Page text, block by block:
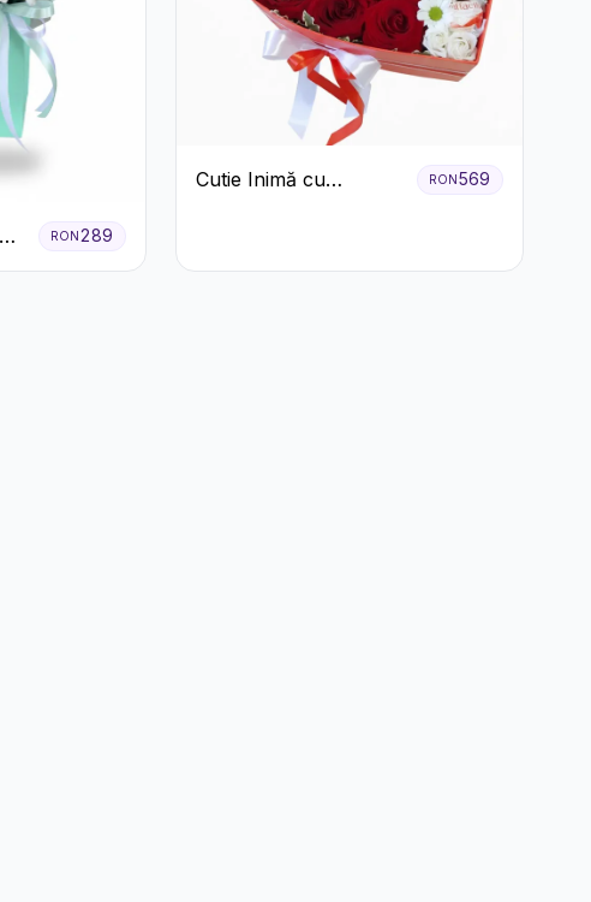
RON289
Cutie Inimă cu
Bomboane Raffaello
RON569